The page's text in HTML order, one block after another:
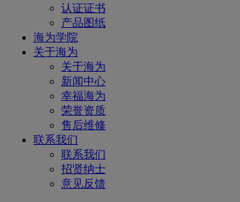
认证证书
产品图纸
海为学院
关于海为
关于海为
新闻中心
幸福海为
荣誉资质
售后维修
联系我们
联系我们
招贤纳士
意见反馈